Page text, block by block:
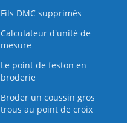
Fils DMC supprimés
Calculateur d'unité de
mesure
Le point de feston en
broderie
Broder un coussin gros
trous au point de croix